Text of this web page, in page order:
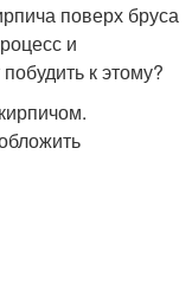
поверх бруса
и
к этому?